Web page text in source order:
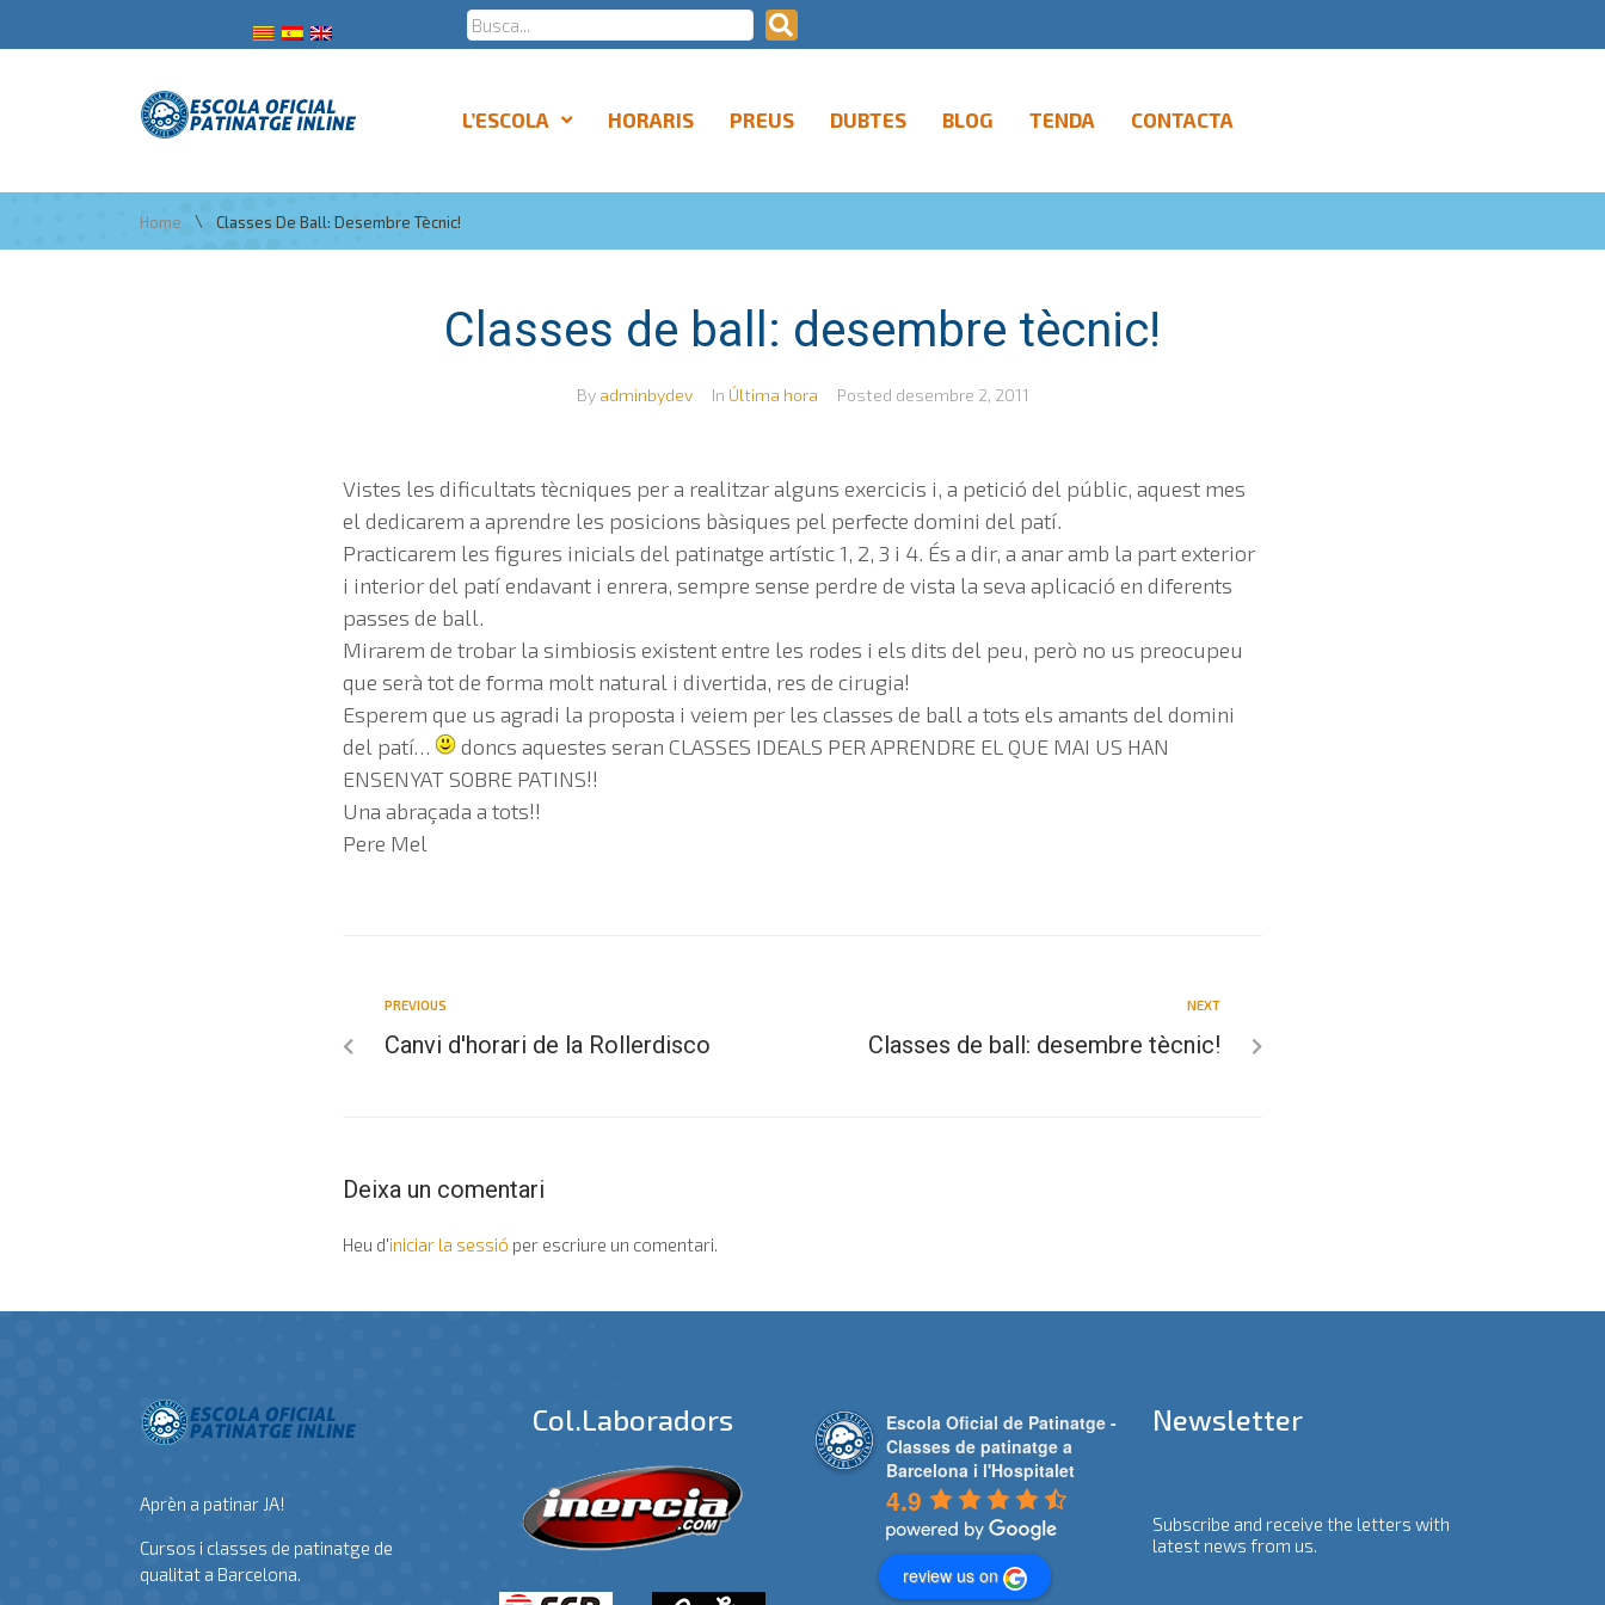
L’ESCOLA HORARIS PREUS DUBTES BLOG TENDA CONTACTA
Home \ Classes De Ball: Desembre Tècnic!
Classes de ball: desembre tècnic!
By adminbydev In Última hora Posted desembre 2, 2011
Vistes les dificultats tècniques per a realitzar alguns exercicis i, a petició del públic, aquest mes
el dedicarem a aprendre les posicions bàsiques pel perfecte domini del patí.
Practicarem les figures inicials del patinatge artístic 1, 2, 3 i 4. És a dir, a anar amb la part exterior
i interior del patí endavant i enrera, sempre sense perdre de vista la seva aplicació en diferents
passes de ball.
Mirarem de trobar la simbiosis existent entre les rodes i els dits del peu, però no us preocupeu
que serà tot de forma molt natural i divertida, res de cirugia!
Esperem que us agradi la proposta i veiem per les classes de ball a tots els amants del domini
del patí…
doncs aquestes seran CLASSES IDEALS PER APRENDRE EL QUE MAI US HAN
ENSENYAT SOBRE PATINS!!
Una abraçada a tots!!
Pere Mel
PREVIOUS
Canvi d'horari de la Rollerdisco
NEXT
Classes de ball: desembre tècnic!
Deixa un comentari
Heu d'iniciar la sessió per escriure un comentari.
Aprèn a patinar JA!
Cursos i classes de patinatge de
qualitat a Barcelona.
Col.laboradors
Escola Oficial de Patinatge -
Classes de patinatge a
Barcelona i l'Hospitalet
4.9
review us on
Newsletter
Subscribe and receive the letters with
latest news from us.